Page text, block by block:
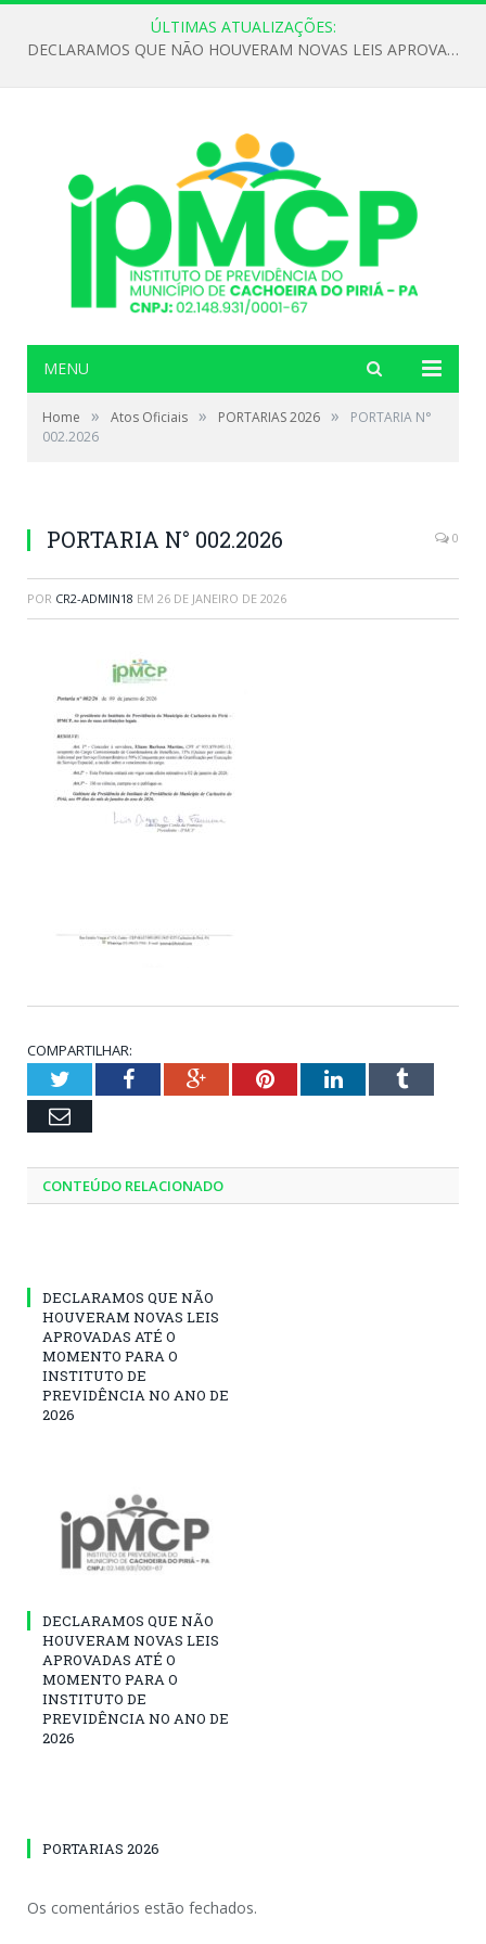
ÚLTIMAS ATUALIZAÇÕES:
DECLARAMOS QUE NÃO HOUVERAM NOVAS LEIS APROVADAS ATÉ O MOMENTO PARA O INSTITUTO DE PREVIDÊNCIA NO ANO DE 2026
MENU
Home » Atos Oficiais » PORTARIAS 2026 »
PORTARIA N°
002.2026
PORTARIA N° 002.2026 0
POR CR2-ADMIN18 EM 26 DE JANEIRO DE 2026
COMPARTILHAR:
TwitterFacebookGoogle+PinterestLinkedInTumblr
Email
CONTEÚDO RELACIONADO
DECLARAMOS QUE NÃO
HOUVERAM NOVAS LEIS
APROVADAS ATÉ O
MOMENTO PARA O
INSTITUTO DE
PREVIDÊNCIA NO ANO DE
2026
DECLARAMOS QUE NÃO
HOUVERAM NOVAS LEIS
APROVADAS ATÉ O
MOMENTO PARA O
INSTITUTO DE
PREVIDÊNCIA NO ANO DE
2026
PORTARIAS 2026
Os comentários estão fechados.